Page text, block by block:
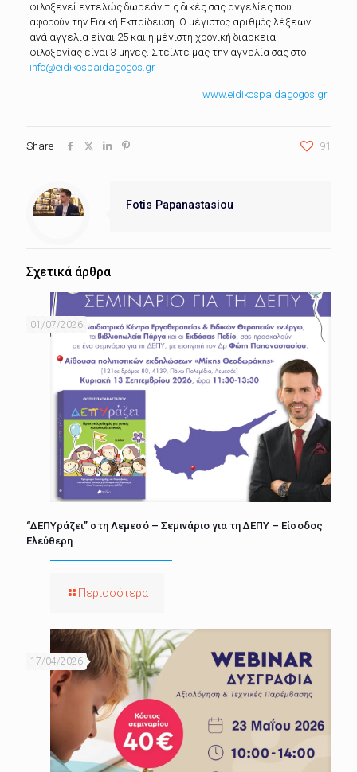
φιλοξενεί εντελώς δωρεάν τις δικές σας αγγελίες που
αφορούν την Ειδική Εκπαίδευση. Ο μέγιστος αριθμός λέξεων
ανά αγγελία είναι 25 και η μέγιστη χρονική διάρκεια
φιλοξενίας είναι 3 μήνες. Στείλτε μας την αγγελία σας στο
info@eidikospaidagogos.gr
www.eidikospaidagogos.gr
Share 91
Fotis Papanastasiou
Σχετικά άρθρα
01/07/2026
“ΔΕΠΥράζει” στη Λεμεσό – Σεμινάριο για τη ΔΕΠΥ – Είσοδος
Ελεύθερη
Περισσότερα
17/04/2026